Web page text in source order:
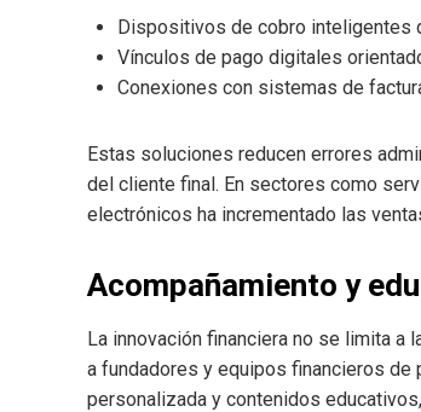
Dispositivos de cobro inteligentes
Vínculos de pago digitales
Conexiones con sistemas de
Estas soluciones reducen errores
del cliente final. En sectores como
electrónicos ha incrementado las
Acompañamiento y
La innovación financiera no se limita a
a fundadores y equipos financieros
personalizada y contenidos